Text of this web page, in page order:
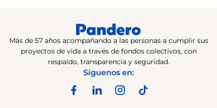
Más de 57 años acompañando a las personas a cumplir sus
proyectos de vida a través de fondos colectivos, con
respaldo, transparencia y seguridad.
Síguenos en: